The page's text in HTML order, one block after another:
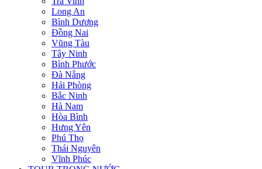
Long An
Bình Dương
Đồng Nai
Vũng Tàu
Tây Ninh
Bình Phước
Đà Nẵng
Hải Phòng
Bắc Ninh
Hà Nam
Hòa Bình
Hưng Yên
Phú Thọ
Thái Nguyên
Vĩnh Phúc